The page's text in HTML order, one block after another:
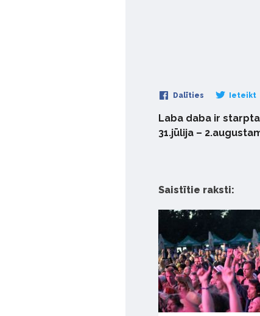
Dalīties Ieteikt
Laba daba ir
31.jūlija –
Saistītie raksti: